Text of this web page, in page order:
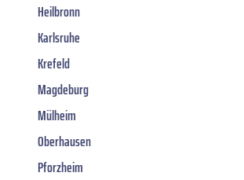
Heilbronn
Karlsruhe
Krefeld
Magdeburg
Mülheim
Oberhausen
Pforzheim